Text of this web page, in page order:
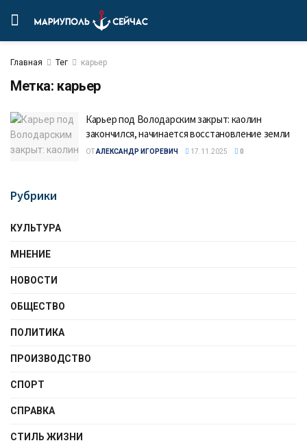
Главная Тег карьер
Метка: карьер
Карьер под Володарским закрыт: каолин
закончился, начинается восстановление земли
ОТАЛЕКСАНДР ИГОРЕВИЧ 17.11.2025 0
Рубрики
КУЛЬТУРА
МНЕНИЕ
НОВОСТИ
ОБЩЕСТВО
ПОЛИТИКА
ПРОИЗВОДСТВО
СПОРТ
СПРАВКА
СТИЛЬ ЖИЗНИ